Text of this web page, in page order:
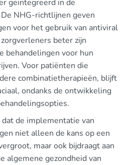
geïntegreerd in de
NHG-richtlijnen geven
voor het gebruik van antiviral
beter zijn
behandelingen voor hun
Voor patiënten die
combinatietherapieën, blijft
ondanks de ontwikkeling
de implementatie van
niet alleen de kans op een
maar ook bijdraagt aan
algemene gezondheid van